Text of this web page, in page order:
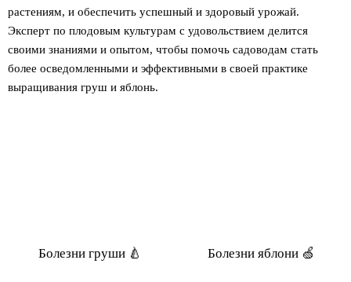
растениям, и обеспечить успешный и здоровый урожай.
Эксперт по плодовым культурам с удовольствием делится
своими знаниями и опытом, чтобы помочь садоводам стать
более осведомленными и эффективными в своей практике
выращивания груш и яблонь.
Болезни груши 🍐 Болезни яблони 🍏